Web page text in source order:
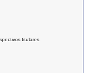
titulares.